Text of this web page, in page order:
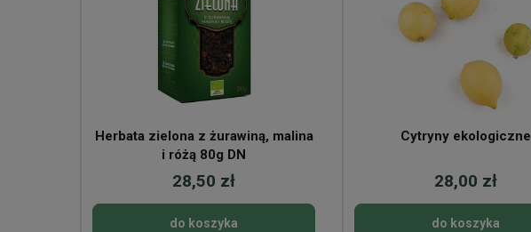
Herbata zielona z żurawiną, malina
i różą 80g DN
28,50 zł
do koszyka
Cytryny ekologiczne
28,00 zł
do koszyka